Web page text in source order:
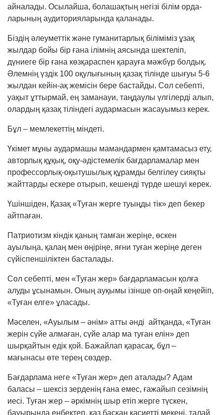
айналады. Осылайша, болашақтың негізі білім орда­
ларының аудиторияларында қаланады.
Біздің әлеуметтік және гуманитарлық біліміміз ұзақ
жылдар бойы бір ғана ілімнің аясында шектеліп,
дүниеге бір ғана көзқараспен қарауға мәжбүр болдық.
Әлемнің үздік 100 оқулығының қазақ тілінде шығуы 5-6
жылдан кейін-ақ жемісін бере бастайды. Сол себепті,
уақыт ұттырмай, ең заманауи, таңдаулы үлгілерді алып,
олардың қазақ тіліндегі аудармасын жасауымыз керек.
Бұл – мемлекеттің міндеті.
Үкімет мұны аудармашы мамандармен қамтамасыз ету,
авторлық құқық, оқу-әдістемелік бағдарламалар мен
профессорлық-оқытушылық құрамды белгілеу сияқты
жайттарды ескере отырып, кешенді түрде шешуі керек.
Үшіншіден, Қазақ «Туған жерге туыңды тік» деп бекер
айтпаған.
Патриотизм кіндік қаның тамған жеріңе, өскен
ауылыңа, қалаң мен өңіріңе, яғни туған жеріңе деген
сүйіспеншіліктен басталады.
Сол себепті, мен «Туған жер» бағдарламасын қолға
алуды ұсынамын. Оның ауқымы ізінше оп-оңай кеңейіп,
«Туған елге» ұласады.
Мәселен, «Ауылым – әнім» атты әнді айтқанда, «Туған
жерін сүйе алмаған, сүйе алар ма туған елін» деп
шырқайтын едік қой. Бажайлап қарасақ, бұл –
мағынасы өте терең сөздер.
Бағдарлама неге «Туған жер» деп аталады? Адам
баласы – шексіз зерденің ғана емес, ғажайып сезімнің
иесі. Туған жер – әркімнің шыр етіп жерге түскен,
бауырында еңбектеп, қаз басқан қасиетті мекені, талай